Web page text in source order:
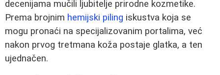
decenijama mučili ljubitelje prirodne kozmetike.
Prema brojnim hemijski piling iskustva koja se
mogu pronaći na specijalizovanim portalima, već
nakon prvog tretmana koža postaje glatka, a ten
ujednačen.